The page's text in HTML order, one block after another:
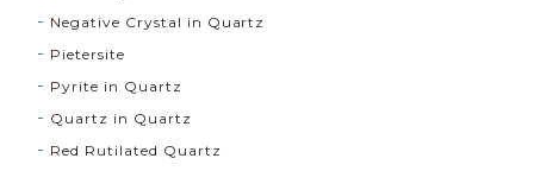
Negative Crystal in Quartz
Pietersite
Pyrite in Quartz
Quartz in Quartz
Red Rutilated Quartz